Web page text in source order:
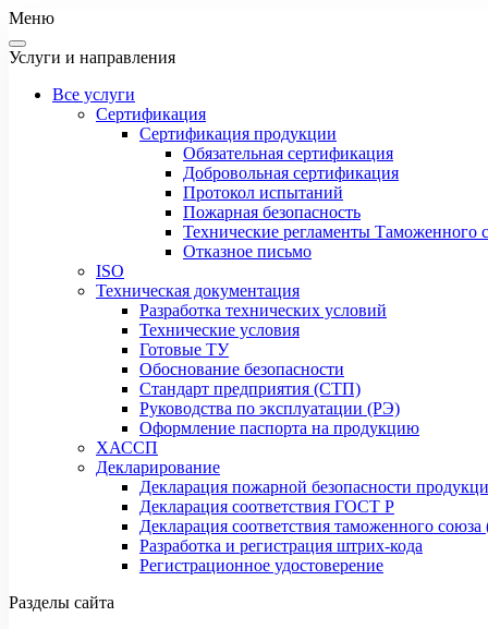
Меню
Услуги и направления
Все услуги
Сертификация
Сертификация продукции
Обязательная сертификация
Добровольная сертификация
Протокол испытаний
Пожарная безопасность
Технические регламенты Таможенного
Отказное письмо
ISO
Техническая документация
Разработка технических условий
Технические условия
Готовые ТУ
Обоснование безопасности
Стандарт предприятия (СТП)
Руководства по эксплуатации (РЭ)
Оформление паспорта на продукцию
ХАССП
Декларирование
Декларация пожарной безопасности
Декларация соответствия ГОСТ Р
Декларация соответствия таможенного
Разработка и регистрация штрих-кода
Регистрационное удостоверение
Разделы сайта